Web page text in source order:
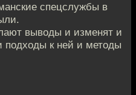
спецслужбы в
выводы и изменят и
подходы к ней и методы